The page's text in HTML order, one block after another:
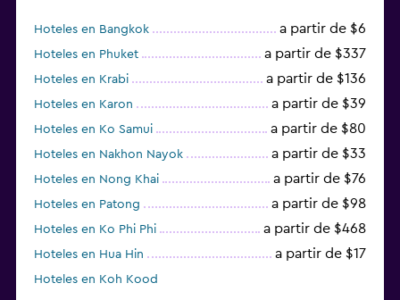
Hoteles en Bangkok a partir de $6
Hoteles en Phuket a partir de $337
Hoteles en Krabi a partir de $136
Hoteles en Karon a partir de $39
Hoteles en Ko Samui a partir de $80
Hoteles en Nakhon Nayok a partir de $33
Hoteles en Nong Khai a partir de $76
Hoteles en Patong a partir de $98
Hoteles en Ko Phi Phi a partir de $468
Hoteles en Hua Hin a partir de $17
Hoteles en Koh Kood